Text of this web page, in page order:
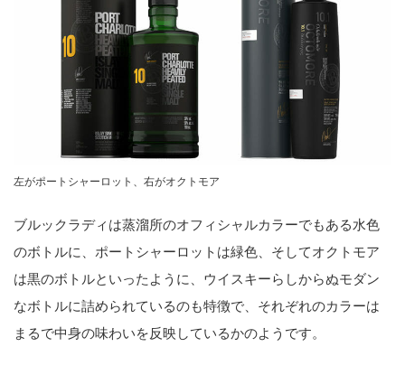
左がポートシャーロット、右がオクトモア
ブルックラディは蒸溜所のオフィシャルカラーでもある水色
のボトルに、ポートシャーロットは緑色、そしてオクトモア
は黒のボトルといったように、ウイスキーらしからぬモダン
なボトルに詰められているのも特徴で、それぞれのカラーは
まるで中身の味わいを反映しているかのようです。